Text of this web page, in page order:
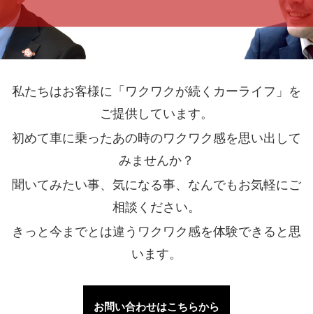
私たちはお客様に「ワクワクが続くカーライフ」を
ご提供しています。
初めて車に乗ったあの時のワクワク感を思い出して
みませんか？
聞いてみたい事、気になる事、なんでもお気軽にご
相談ください。
きっと今までとは違うワクワク感を体験できると思
います。
お問い合わせはこちらから